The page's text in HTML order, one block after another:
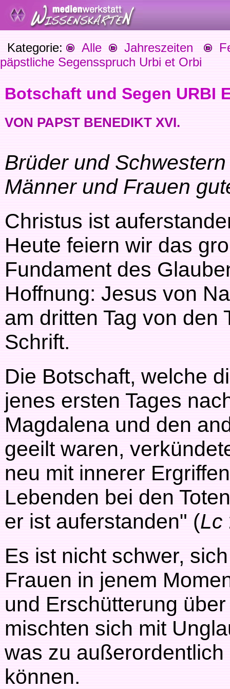
Kategorie: Alle Jahreszeiten
päpstliche Segensspruch Urbi et Orbi
Botschaft und Segen URBI
VON PAPST BENEDIKT XVI.
Brüder und
Männer und Frauen
Christus ist
Heute feiern wir das
Fundament des
Hoffnung: Jesus von
am dritten Tag von den
Schrift.
Die Botschaft, welche
jenes ersten Tages
Magdalena und den
geeilt waren,
neu mit innerer
Lebenden bei den
er ist auferstanden" (Lc
Es ist nicht schwer,
Frauen in jenem
und Erschütterung
mischten sich mit
was zu
können.